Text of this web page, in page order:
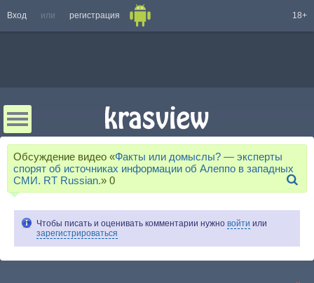
Вход или регистрация 18+
Обсуждение видео «Факты или домыслы? — эксперты
спорят об источниках информации об Алеппо в западных
СМИ. RT Russian.» 0
Чтобы писать и оценивать комментарии нужно войти или
зарегистрироваться